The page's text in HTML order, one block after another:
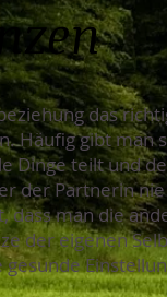
das
Häufig gibt man
teilt und
der Partnerin
dass man die
der eigenen